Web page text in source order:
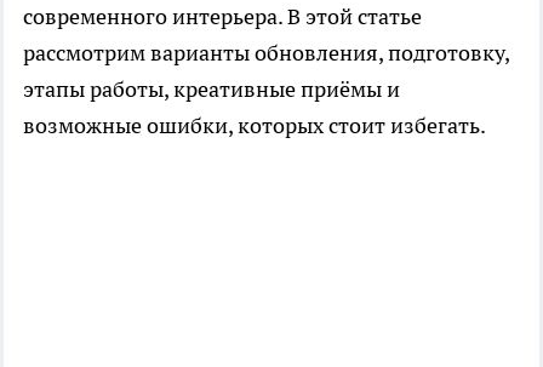
современного интерьера. В этой статье
рассмотрим варианты обновления, подготовку,
этапы работы, креативные приёмы и
возможные ошибки, которых стоит избегать.